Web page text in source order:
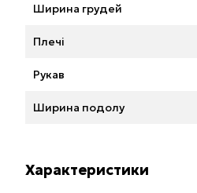
Ширина грудей
Плечі
Рукав
Ширина подолу
Характеристики